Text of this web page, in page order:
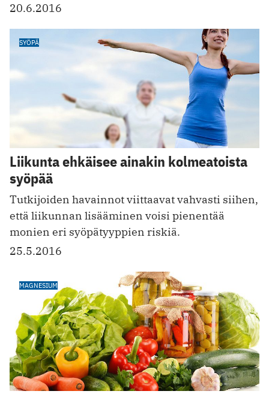
20.6.2016
SYÖPÄ
Liikunta ehkäisee ainakin kolmeatoista
syöpää
Tutkijoiden havainnot viittaavat vahvasti siihen,
että liikunnan lisääminen voisi pienentää
monien eri syöpätyyppien riskiä.
25.5.2016
MAGNESIUM